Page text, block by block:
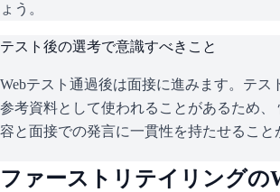
ょう。
テスト後の選考で意識すべきこと
Webテスト通過後は面接に進みます。テス
参考資料として使われることがあるため、
容と面接での発言に一貫性を持たせること
ファーストリテイリングの